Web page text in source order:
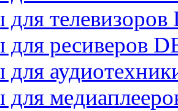
для телевизоров
для ресиверов
для
для